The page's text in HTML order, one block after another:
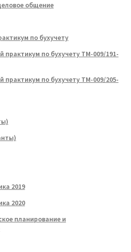
общение
по бухучету
практикум по бухучету ТМ-009/191-
практикум по бухучету ТМ-009/205-
2019
2020
планирование и